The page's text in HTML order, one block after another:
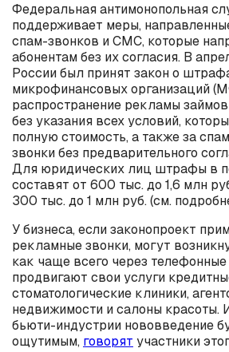
Федеральная антимонопольная
поддерживает меры,
спам-звонков и СМС, которые
абонентам без их согласия. В
России был принят закон о
микрофинансовых организаций
распространение рекламы
без указания всех условий,
полную стоимость, а также за
звонки без предварительного
Для юридических лиц штрафы в
составят от 600 тыс. до 1,6 млн
300 тыс. до 1 млн руб. (см.
У бизнеса, если законопроект
рекламные звонки, могут
как чаще всего через
продвигают свои услуги
стоматологические клиники,
недвижимости и салоны красоты.
бьюти-индустрии нововведение
ощутимым, говорят участники